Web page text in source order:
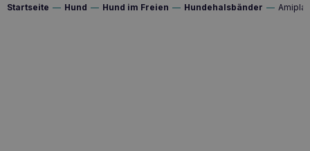
Startseite — Hund — Hund im Freien — Hundehalsbänder —